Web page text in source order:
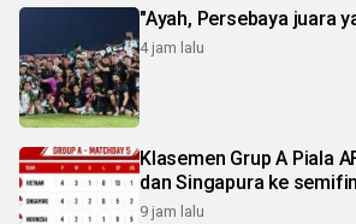
"Ayah, Persebaya juara
4 jam lalu
Klasemen Grup A Piala
dan Singapura ke
9 jam lalu